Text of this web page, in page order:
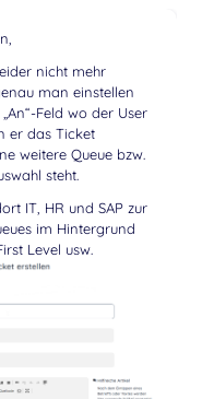
nicht mehr
man einstellen
Feld wo der User
er das Ticket
weitere Queue bzw.
steht.
IT, HR und SAP zur
im Hintergrund
Level usw.